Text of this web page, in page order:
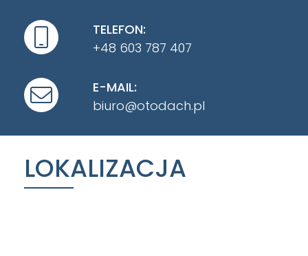
TELEFON:
+48 603 787 407
E-MAIL:
biuro@otodach.pl
LOKALIZACJA